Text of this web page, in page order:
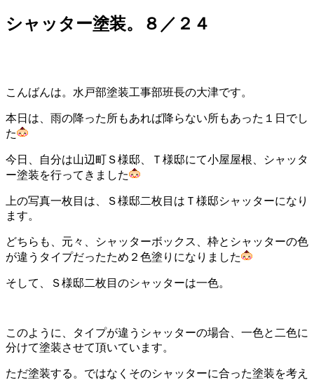
シャッター塗装。８／２４
こんばんは。水戸部塗装工事部班長の大津です。
本日は、雨の降った所もあれば降らない所もあった１日でし
た
今日、自分は山辺町Ｓ様邸、Ｔ様邸にて小屋屋根、シャッタ
ー塗装を行ってきました
上の写真一枚目は、Ｓ様邸二枚目はＴ様邸シャッターになり
ます。
どちらも、元々、シャッターボックス、枠とシャッターの色
が違うタイプだったため２色塗りになりました
そして、Ｓ様邸二枚目のシャッターは一色。
このように、タイプが違うシャッターの場合、一色と二色に
分けて塗装させて頂いています。
ただ塗装する。ではなくそのシャッターに合った塗装を考え